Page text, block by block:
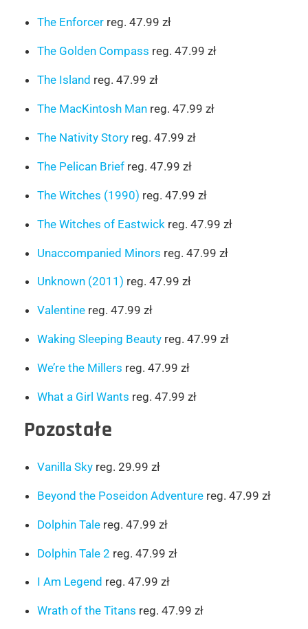
The Enforcerreg. 47.99 zł
The Golden Compass reg. 47.99 zł
The Island reg. 47.99 zł
The MacKintosh Manreg. 47.99 zł
The Nativity Storyreg. 47.99 zł
The Pelican Briefreg. 47.99 zł
The Witches (1990) reg. 47.99 zł
The Witches of Eastwick reg. 47.99 zł
Unaccompanied Minors reg. 47.99 zł
Unknown (2011) reg. 47.99 zł
Valentinereg. 47.99 zł
Waking Sleeping Beautyreg. 47.99 zł
We’re the Millers reg. 47.99 zł
What a Girl Wants reg. 47.99 zł
Pozostałe
Vanilla Skyreg. 29.99 zł
Beyond the Poseidon Adventurereg. 47.99 zł
Dolphin Talereg. 47.99 zł
Dolphin Tale 2 reg. 47.99 zł
I Am Legend reg. 47.99 zł
Wrath of the Titans reg. 47.99 zł